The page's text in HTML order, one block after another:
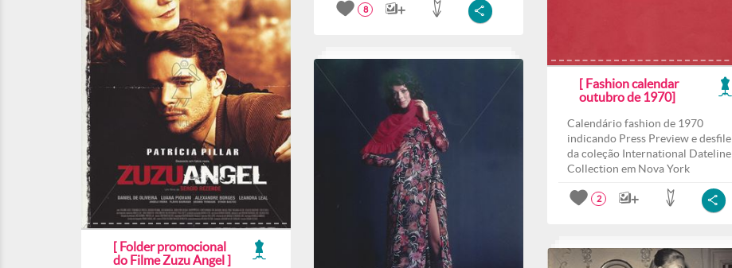
8
[ Fashion calendar
outubro de 1970]
Calendário fashion de 1970
indicando Press Preview e desfile
da coleção International Dateline
Collection em Nova York
2
[ Folder promocional
do Filme Zuzu Angel ]